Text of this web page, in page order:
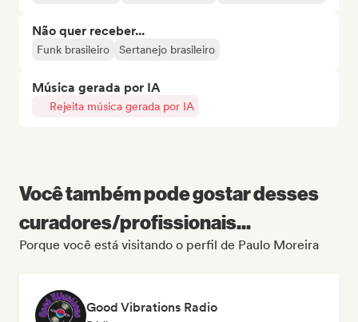
Não quer receber...
Funk brasileiro Sertanejo brasileiro
Música gerada por IA
Rejeita música gerada por IA
Você também pode gostar desses
curadores/profissionais...
Porque você está visitando o perfil de Paulo Moreira
Good Vibrations Radio